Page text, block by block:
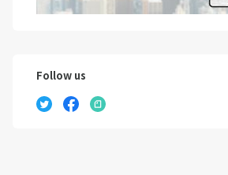
Follow us